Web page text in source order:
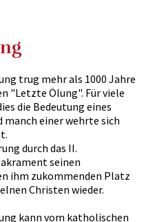
trug mehr als 1000 Jahre
"Letzte Ölung". Für viele
die Bedeutung eines
einer wehrte sich
durch das II.
seinen
ihm zukommenden Platz
Christen wieder.
kann vom katholischen